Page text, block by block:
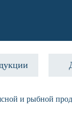
и рыбной